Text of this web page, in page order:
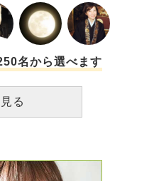
名から選べます
る